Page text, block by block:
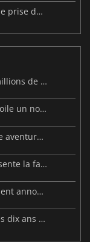
Des cartes de logiciels malveillants et une prise de contrôle de Discord ont touché Meccha Chameleon
Resident Evil: Veronica dépasse déjà 2 millions de wishlists
Beast of Reincarnation : Game Freak dévoile un nouveau pari
Big Walk est disponible : partez pour une aventure entre amis
Warhammer 40 000 : Dawn of War 4 présente la faction des Nécrons
Le DLC Nioh 3 : Hell Rising est officiellement annoncé
Forsaken Realms : Vahrin's Call sort après dix ans de développement